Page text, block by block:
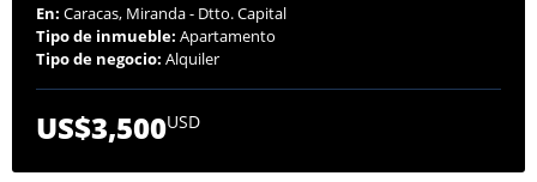
En: Caracas, Miranda - Dtto. Capital
Tipo de inmueble: Apartamento
Tipo de negocio: Alquiler
US$3,500USD